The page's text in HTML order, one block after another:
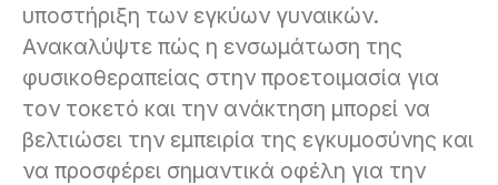
υποστήριξη των εγκύων γυναικών.
Ανακαλύψτε πώς η ενσωμάτωση της
φυσικοθεραπείας στην προετοιμασία για
τον τοκετό και την ανάκτηση μπορεί να
βελτιώσει την εμπειρία της εγκυμοσύνης και
να προσφέρει σημαντικά οφέλη για την